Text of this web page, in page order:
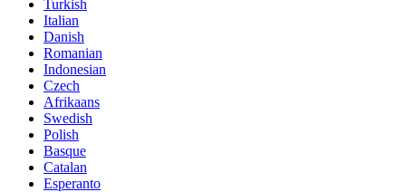
Turkish
Italian
Danish
Romanian
Indonesian
Czech
Afrikaans
Swedish
Polish
Basque
Catalan
Esperanto